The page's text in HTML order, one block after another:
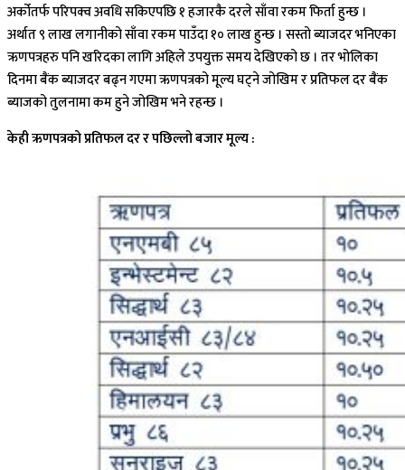
अर्कोतर्फ परिपक्व अवधि सकिएपछि १ हजारकै दरले साँवा रकम फिर्ता हुन्छ ।
अर्थात ९ लाख लगानीको साँवा रकम पाउँदा १० लाख हुन्छ । सस्तो ब्याजदर भनिएका
ऋणपत्रहरु पनि खरिदका लागि अहिले उपयुक्त समय देखिएको छ । तर भोलिका
दिनमा बैंक ब्याजदर बढ्न गएमा ऋणपत्रको मूल्य घट्ने जोखिम र प्रतिफल दर बैंक
ब्याजको तुलनामा कम हुने जोखिम भने रहन्छ ।
केही ऋणपत्रको प्रतिफल दर र पछिल्लो बजार मूल्य :